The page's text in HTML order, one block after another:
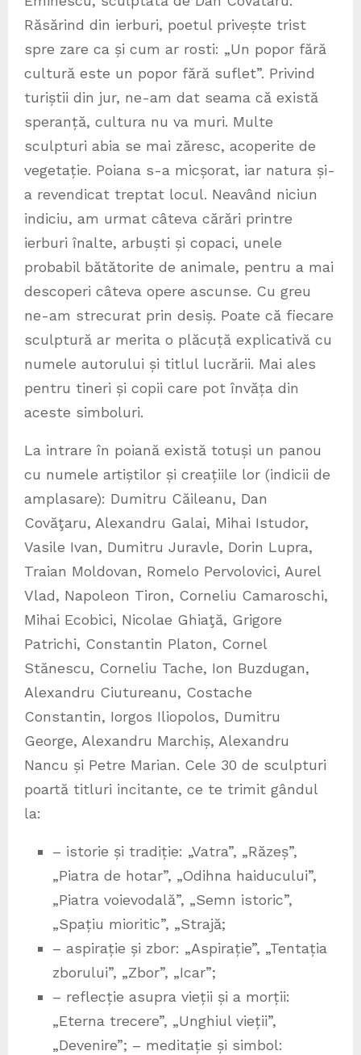
Răsărind din ierburi, poetul privește trist
spre zare ca și cum ar rosti: „Un popor fără
cultură este un popor fără suflet”. Privind
turiștii din jur, ne-am dat seama că există
speranță, cultura nu va muri. Multe
sculpturi abia se mai zăresc, acoperite de
vegetație. Poiana s-a micșorat, iar natura și-
a revendicat treptat locul. Neavând niciun
indiciu, am urmat câteva cărări printre
ierburi înalte, arbuști și copaci, unele
probabil bătătorite de animale, pentru a mai
descoperi câteva opere ascunse. Cu greu
ne-am strecurat prin desiș. Poate că fiecare
sculptură ar merita o plăcuță explicativă cu
numele autorului și titlul lucrării. Mai ales
pentru tineri și copii care pot învăța din
aceste simboluri.
La intrare în poiană există totuși un panou
cu numele artiștilor și creațiile lor (indicii de
amplasare): Dumitru Căileanu, Dan
Covăţaru, Alexandru Galai, Mihai Istudor,
Vasile Ivan, Dumitru Juravle, Dorin Lupra,
Traian Moldovan, Romelo Pervolovici, Aurel
Vlad, Napoleon Tiron, Corneliu Camaroschi,
Mihai Ecobici, Nicolae Ghiaţă, Grigore
Patrichi, Constantin Platon, Cornel
Stănescu, Corneliu Tache, Ion Buzdugan,
Alexandru Ciutureanu, Costache
Constantin, Iorgos Iliopolos, Dumitru
George, Alexandru Marchiș, Alexandru
Nancu și Petre Marian. Cele 30 de sculpturi
poartă titluri incitante, ce te trimit gândul
la:
– istorie și tradiție: „Vatra”, „Răzeș”,
„Piatra de hotar”, „Odihna haiducului”,
„Piatra voievodală”, „Semn istoric”,
„Spațiu mioritic”, „Strajă;
– aspirație și zbor: „Aspirație”, „Tentația
zborului”, „Zbor”, „Icar”;
– reflecție asupra vieții și a morții:
„Eterna trecere”, „Unghiul vieții”,
„Devenire”; – meditație și simbol: